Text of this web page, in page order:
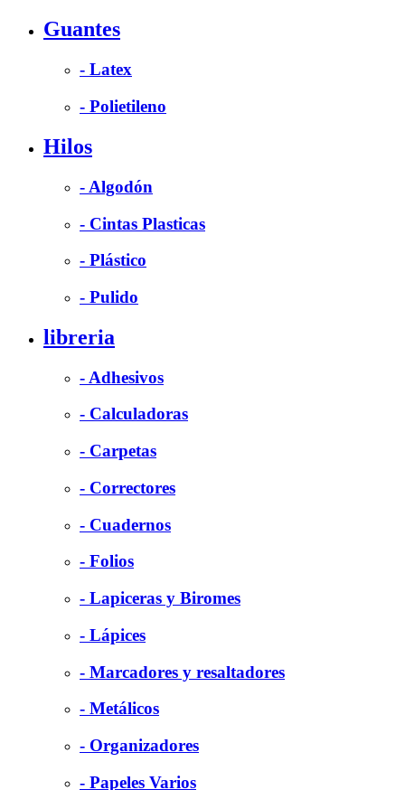
Guantes
- Latex
- Polietileno
Hilos
- Algodón
- Cintas Plasticas
- Plástico
- Pulido
libreria
- Adhesivos
- Calculadoras
- Carpetas
- Correctores
- Cuadernos
- Folios
- Lapiceras y Biromes
- Lápices
- Marcadores y resaltadores
- Metálicos
- Organizadores
- Papeles Varios